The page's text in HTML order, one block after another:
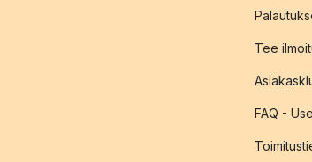
Tee
FAQ -